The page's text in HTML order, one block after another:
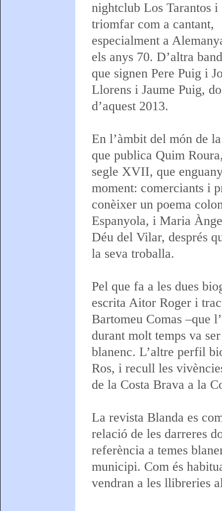
nightclub Los Tarantos i
triomfar com a cantant,
especialment a
els anys 70. D’altra
que signen Pere Puig i
Llorens i Jaume Puig,
d’aquest 2013.
En l’àmbit del món de
que publica Quim
segle XVII, que
moment: comerciants i
conèixer un poema
Espanyola, i Maria
Déu del Vilar, després
la seva troballa.
Pel que fa a les dues
escrita Aitor Roger i
Bartomeu Comas –que
durant molt temps va
blanenc. L’altre perfil
Ros, i recull les
de la Costa Brava a la
La revista Blanda es
relació de les darreres
referència a temes
municipi. Com és
vendran a les llibreries